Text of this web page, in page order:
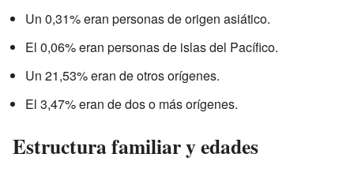
Un 0,31% eran personas de origen asiático.
El 0,06% eran personas de islas del Pacífico.
Un 21,53% eran de otros orígenes.
El 3,47% eran de dos o más orígenes.
Estructura familiar y edades